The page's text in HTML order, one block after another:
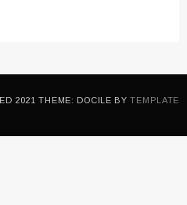
2021 THEME: DOCILE BYTEMPLATE